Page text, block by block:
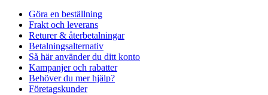
Göra en beställning
Frakt och leverans
Returer & återbetalningar
Betalningsalternativ
Så här använder du ditt konto
Kampanjer och rabatter
Behöver du mer hjälp?
Företagskunder